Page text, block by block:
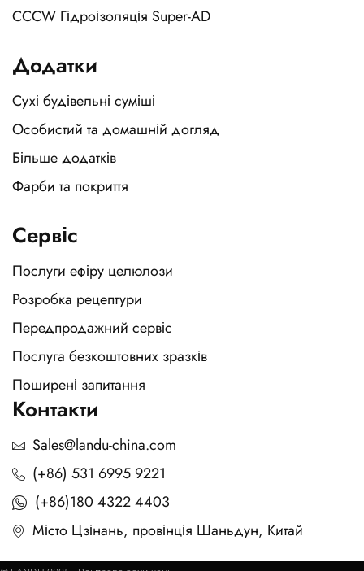
CCCW Гідроізоляція Super-AD
Додатки
Сухі будівельні суміші
Особистий та домашній догляд
Більше додатків
Фарби та покриття
Сервіс
Послуги ефіру целюлози
Розробка рецептури
Передпродажний сервіс
Послуга безкоштовних зразків
Поширені запитання
Контакти
Sales@landu-china.com
(+86) 531 6995 9221
(+86)180 4322 4403
Місто Цзінань, провінція Шаньдун, Китай